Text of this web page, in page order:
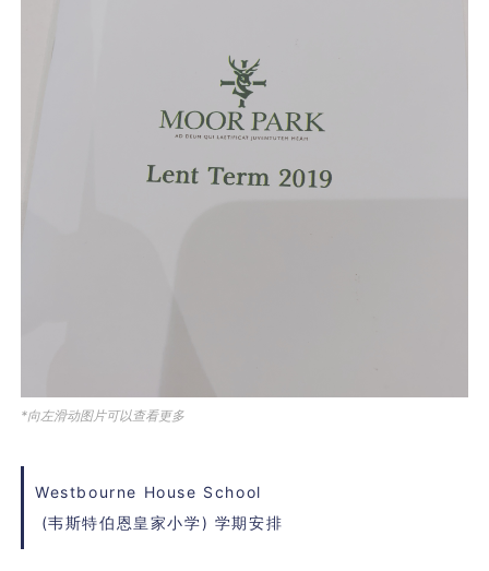
*向左滑动图片可以查看更多
Westbourne House School
(韦斯特伯恩皇家小学) 学期安排